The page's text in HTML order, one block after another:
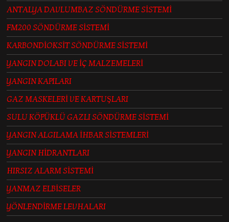
ANTALYA DAVLUMBAZ SÖNDÜRME SİSTEMİ
FM200 SÖNDÜRME SİSTEMİ
KARBONDİOKSİT SÖNDÜRME SİSTEMİ
YANGIN DOLABI VE İÇ MALZEMELERİ
YANGIN KAPILARI
GAZ MASKELERİ VE KARTUŞLARI
SULU KÖPÜKLÜ GAZLI SÖNDÜRME SİSTEMİ
YANGIN ALGILAMA İHBAR SİSTEMLERİ
YANGIN HİDRANTLARI
HIRSIZ ALARM SİSTEMİ
YANMAZ ELBİSELER
YÖNLENDİRME LEVHALARI